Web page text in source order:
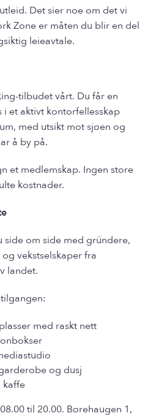
Det sier noe om det vi
Zone er måten du blir en del
leieavtale.
tilbudet vårt. Du får en
et aktivt kontorfellesskap
med utsikt mot sjøen og
å by på.
et medlemskap. Ingen store
kostnader.
side om side med gründere,
vekstselskaper fra
landet.
med raskt nett
og dusj
kaffe
til 20.00. Børehaugen 1,